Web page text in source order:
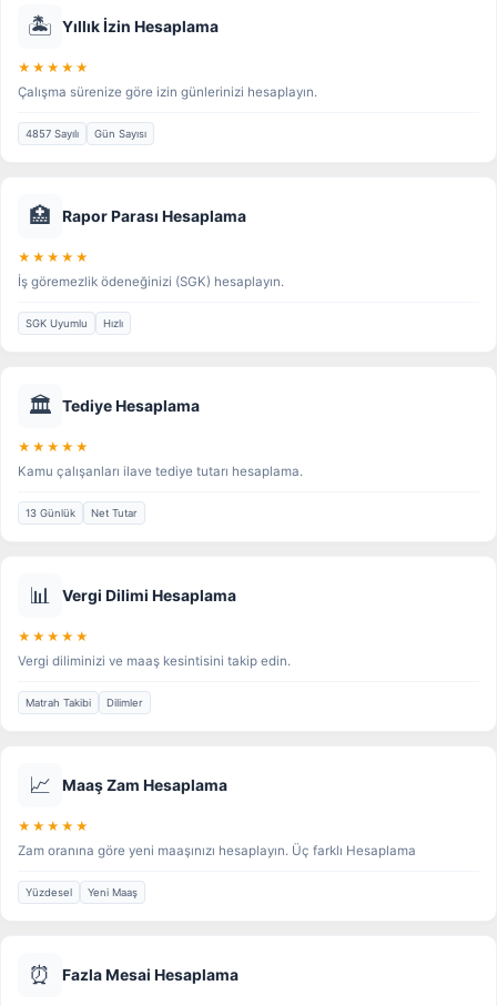
🏝️ Yıllık İzin Hesaplama
★★★★★
Çalışma sürenize göre izin günlerinizi hesaplayın.
4857 Sayılı Gün Sayısı
🏥 Rapor Parası Hesaplama
★★★★★
İş göremezlik ödeneğinizi (SGK) hesaplayın.
SGK Uyumlu Hızlı
🏛️ Tediye Hesaplama
★★★★★
Kamu çalışanları ilave tediye tutarı hesaplama.
13 Günlük Net Tutar
📊 Vergi Dilimi Hesaplama
★★★★★
Vergi diliminizi ve maaş kesintisini takip edin.
Matrah Takibi Dilimler
📈 Maaş Zam Hesaplama
★★★★★
Zam oranına göre yeni maaşınızı hesaplayın. Üç farklı Hesaplama
Yüzdesel Yeni Maaş
⏰ Fazla Mesai Hesaplama